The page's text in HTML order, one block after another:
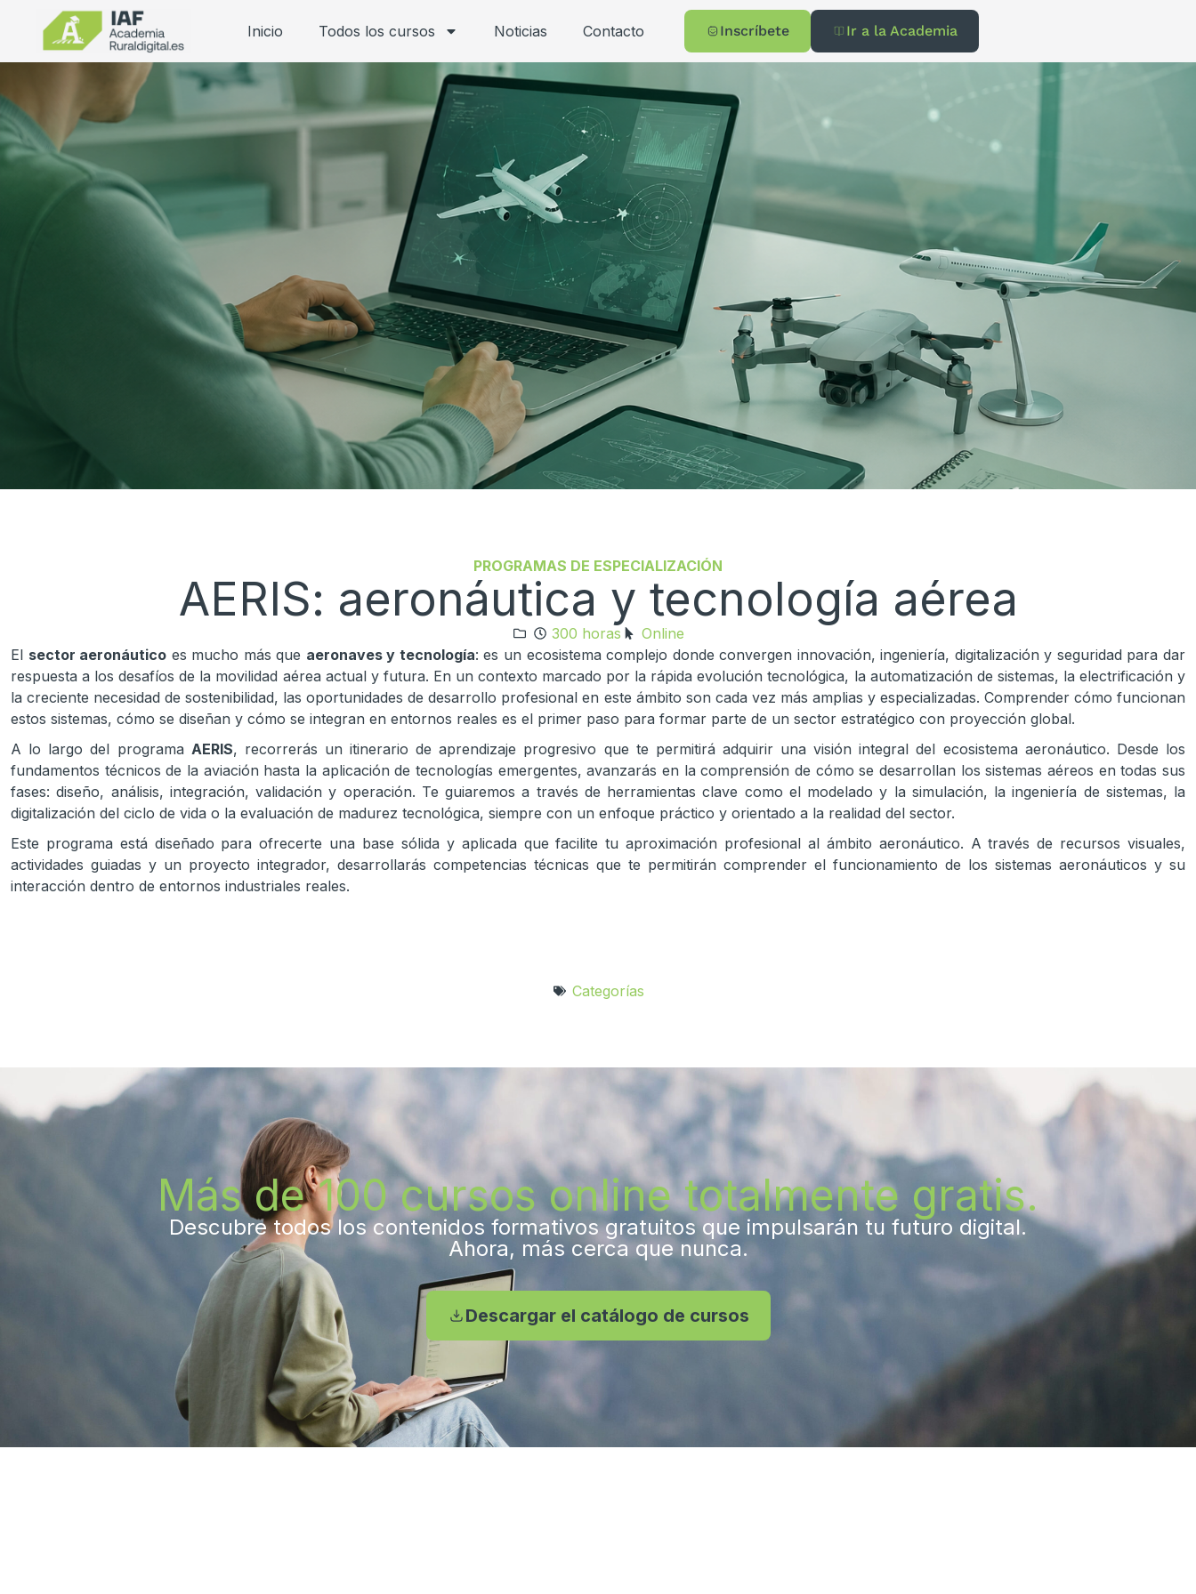
Inicio Todos los cursos Noticias Contacto Inscríbete Ir a la Academia
PROGRAMAS DE ESPECIALIZACIÓN
AERIS: aeronáutica y tecnología aérea
300 horas
Online
El sector aeronáutico es mucho más que aeronaves y tecnología: es un ecosistema complejo donde convergen innovación, ingeniería, digitalización y seguridad para dar
respuesta a los desafíos de la movilidad aérea actual y futura. En un contexto marcado por la rápida evolución tecnológica, la automatización de sistemas, la electrificación y
la creciente necesidad de sostenibilidad, las oportunidades de desarrollo profesional en este ámbito son cada vez más amplias y especializadas. Comprender cómo funcionan
estos sistemas, cómo se diseñan y cómo se integran en entornos reales es el primer paso para formar parte de un sector estratégico con proyección global.
A lo largo del programa AERIS, recorrerás un itinerario de aprendizaje progresivo que te permitirá adquirir una visión integral del ecosistema aeronáutico. Desde los
fundamentos técnicos de la aviación hasta la aplicación de tecnologías emergentes, avanzarás en la comprensión de cómo se desarrollan los sistemas aéreos en todas sus
fases: diseño, análisis, integración, validación y operación. Te guiaremos a través de herramientas clave como el modelado y la simulación, la ingeniería de sistemas, la
digitalización del ciclo de vida o la evaluación de madurez tecnológica, siempre con un enfoque práctico y orientado a la realidad del sector.
Este programa está diseñado para ofrecerte una base sólida y aplicada que facilite tu aproximación profesional al ámbito aeronáutico. A través de recursos visuales,
actividades guiadas y un proyecto integrador, desarrollarás competencias técnicas que te permitirán comprender el funcionamiento de los sistemas aeronáuticos y su
interacción dentro de entornos industriales reales.
Categorías
Más de 100 cursos online totalmente gratis.
Descubre todos los contenidos formativos gratuitos que impulsarán tu futuro digital.
Ahora, más cerca que nunca.
Descargar el catálogo de cursos